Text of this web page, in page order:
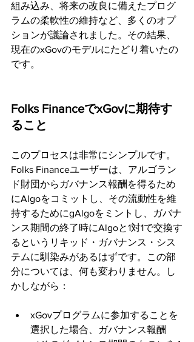
組み込み、将来の改良に備えたプログ
ラムの柔軟性の維持など、多くのオプ
ションが議論されました。その結果、
現在のxGovのモデルにたどり着いたの
です。
Folks FinanceでxGovに期待す
ること
このプロセスは非常にシンプルです。
Folks Financeユーザーは、アルゴラン
ド財団からガバナンス報酬を得るため
にAlgoをコミットし、その流動性を維
持するためにgAlgoをミントし、ガバナ
ンス期間の終了時にAlgoと1対1で交換す
るというリキッド・ガバナンス・シス
テムに馴染みがあるはずです。この部
分については、何も変わりません。し
かしながら：
xGovプログラムに参加することを
選択した場合、ガバナンス報酬